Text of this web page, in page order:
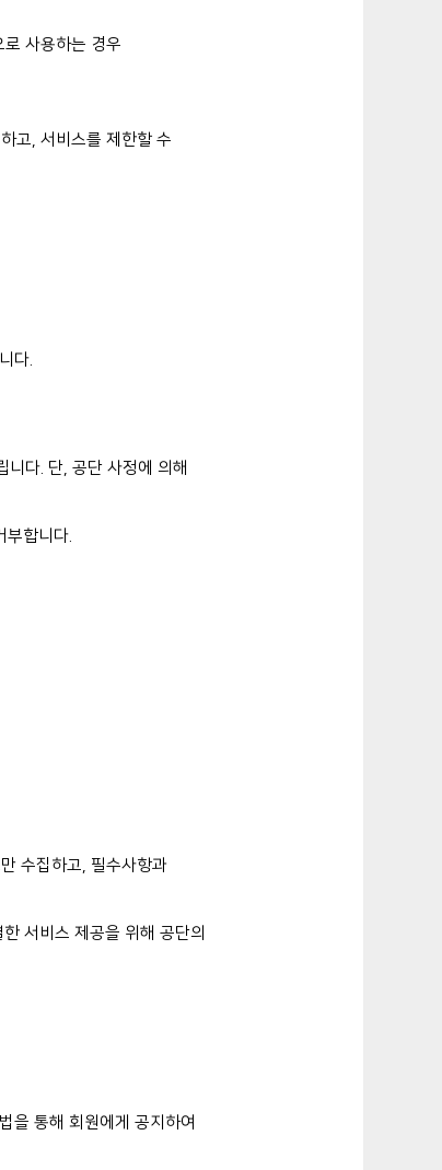
사용하는 경우
고, 서비스를 제한할 수
다.
다. 단, 공단 사정에 의해
합니다.
수집하고, 필수사항과
서비스 제공을 위해 공단의
을 통해 회원에게 공지하여